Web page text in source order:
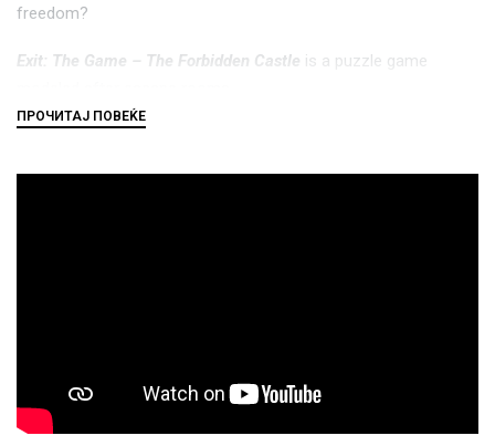
freedom?
Exit: The Game – The Forbidden Castle is a puzzle game